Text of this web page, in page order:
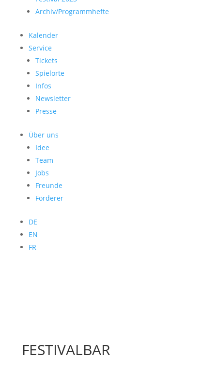
Archiv/Programmhefte
Kalender
Service
Tickets
Spielorte
Infos
Newsletter
Presse
Über uns
Idee
Team
Jobs
Freunde
Förderer
DE
EN
FR
FESTIVALBAR